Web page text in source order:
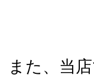
また、当